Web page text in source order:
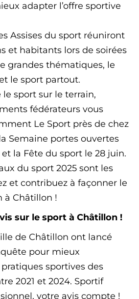
adapter l’offre sportive
Assises du sport réuniront
et habitants lors de soirées
grandes thématiques, le
le sport partout.
le sport sur le terrain,
fédérateurs vous
Le Sport près de chez
Semaine portes ouvertes
et la Fête du sport le 28 juin.
du sport 2025 sont les
et contribuez à façonner le
à Châtillon !
sur le sport à Châtillon !
de Châtillon ont lancé
pour mieux
sportives des
2021 et 2024. Sportif
votre avis compte !